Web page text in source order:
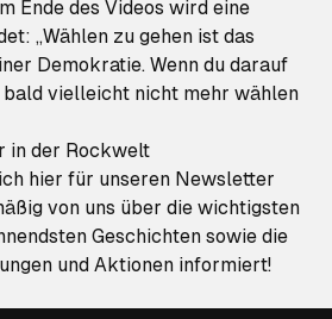
Ende des Videos wird eine
„Wählen zu gehen ist das
Demokratie. Wenn du darauf
vielleicht nicht mehr wählen
in der Rockwelt
hier für unseren Newsletter
von uns über die wichtigsten
Geschichten sowie die
und Aktionen informiert!